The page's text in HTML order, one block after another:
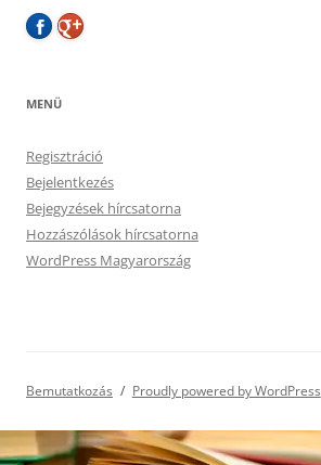
MENÜ
Regisztráció
Bejelentkezés
Bejegyzések hírcsatorna
Hozzászólások hírcsatorna
WordPress Magyarország
Bemutatkozás Proudly powered by WordPress